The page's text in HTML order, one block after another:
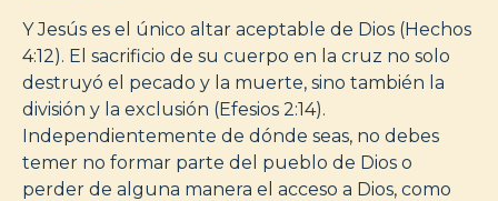
Y Jesús es el único altar aceptable de Dios (Hechos
4:12). El sacrificio de su cuerpo en la cruz no solo
destruyó el pecado y la muerte, sino también la
división y la exclusión (Efesios 2:14).
Independientemente de dónde seas, no debes
temer no formar parte del pueblo de Dios o
perder de alguna manera el acceso a Dios, como